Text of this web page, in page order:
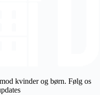
kvinder og børn. Følg os